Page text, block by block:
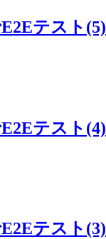
テスト
テスト
テスト